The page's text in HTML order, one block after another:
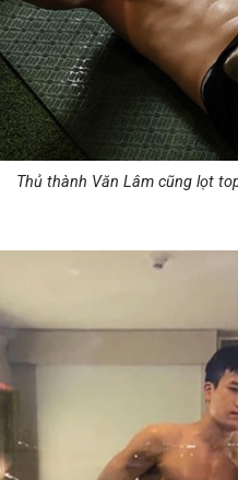
Thủ thành Văn Lâm cũng lọt